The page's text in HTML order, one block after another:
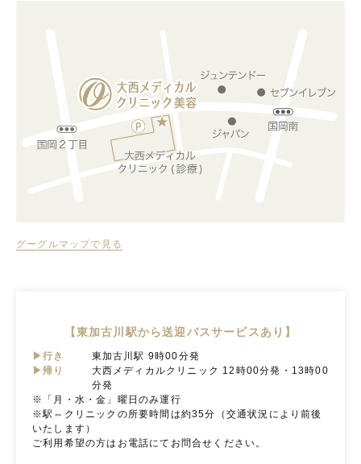
グーグルマップで見る
【東加古川駅から送迎バスサービスあり】
▶行き
東加古川駅 9時00分発
▶帰り
大西メディカルクリニック 12時00分発・13時00
分発
※「月・水・金」曜日のみ運行
※駅⇔クリニックの所要時間は約35分（交通状況により前後
いたします）
ご利用希望の方はお電話にてお問合せください。